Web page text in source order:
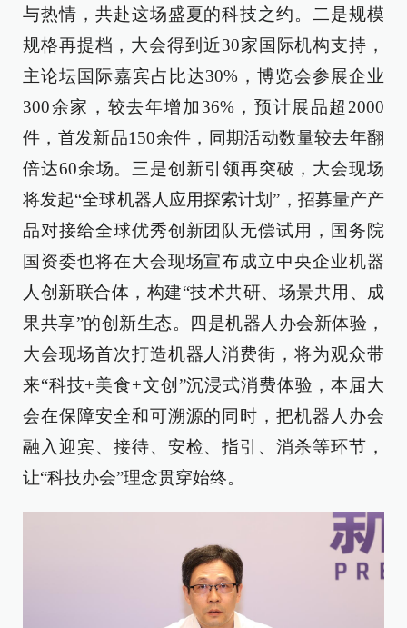
与热情，共赴这场盛夏的科技之约。二是规模
规格再提档，大会得到近30家国际机构支持，
主论坛国际嘉宾占比达30%，博览会参展企业
300余家，较去年增加36%，预计展品超2000
件，首发新品150余件，同期活动数量较去年翻
倍达60余场。三是创新引领再突破，大会现场
将发起“全球机器人应用探索计划”，招募量产产
品对接给全球优秀创新团队无偿试用，国务院
国资委也将在大会现场宣布成立中央企业机器
人创新联合体，构建“技术共研、场景共用、成
果共享”的创新生态。四是机器人办会新体验，
大会现场首次打造机器人消费街，将为观众带
来“科技+美食+文创”沉浸式消费体验，本届大
会在保障安全和可溯源的同时，把机器人办会
融入迎宾、接待、安检、指引、消杀等环节，
让“科技办会”理念贯穿始终。